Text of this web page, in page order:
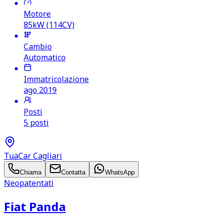
Motore
85kW (114CV)
Cambio
Automatico
Immatricolazione
ago 2019
Posti
5 posti
TuaCar Cagliari
Chiama Contatta WhatsApp
Neopatentati
Fiat Panda